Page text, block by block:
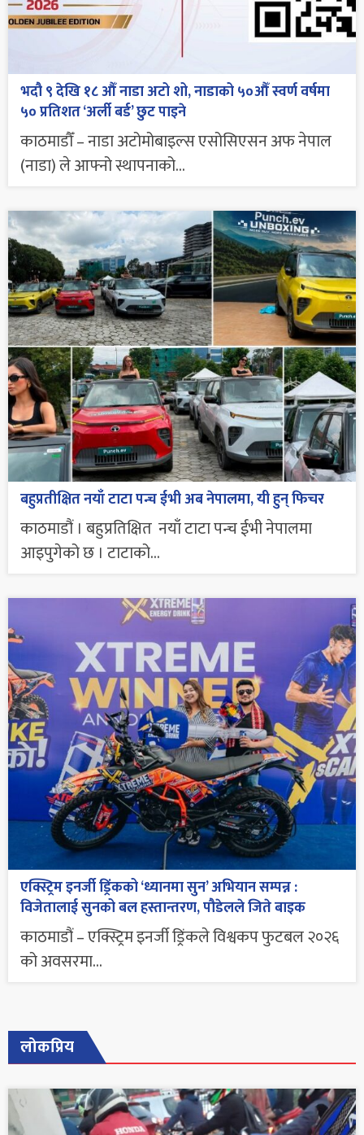
भदौ ९ देखि १८ औँ नाडा अटो शो, नाडाको ५०औँ स्वर्ण वर्षमा
५० प्रतिशत ‘अर्ली बर्ड’ छुट पाइने
काठमाडौँ – नाडा अटोमोबाइल्स एसोसिएसन अफ नेपाल
(नाडा) ले आफ्नो स्थापनाको...
बहुप्रतीक्षित नयाँ टाटा पन्च ईभी अब नेपालमा, यी हुन् फिचर
काठमाडौं । बहुप्रतिक्षित नयाँ टाटा पन्च ईभी नेपालमा
आइपुगेको छ । टाटाको...
एक्स्ट्रिम इनर्जी ड्रिंकको ‘ध्यानमा सुन’ अभियान सम्पन्न :
विजेतालाई सुनको बल हस्तान्तरण, पौडेलले जिते बाइक
काठमाडौं – एक्स्ट्रिम इनर्जी ड्रिंकले विश्वकप फुटबल २०२६
को अवसरमा...
लोकप्रिय